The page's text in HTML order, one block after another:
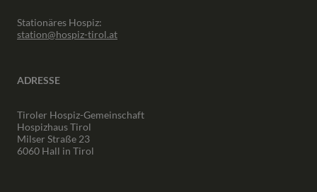
Stationäres Hospiz:
station@hospiz-tirol.at
ADRESSE
Tiroler Hospiz-Gemeinschaft
Hospizhaus Tirol
Milser Straße 23
6060 Hall in Tirol